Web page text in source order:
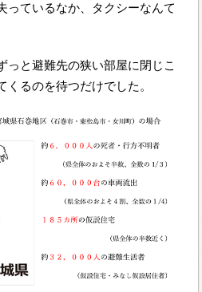
っているなか、タクシーなんて
っと避難先の狭い部屋に閉じこ
くるのを待つだけでした。